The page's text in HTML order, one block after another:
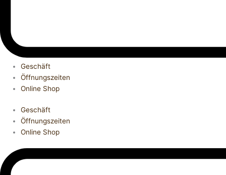
Geschäft
Öffnungszeiten
Online Shop
Geschäft
Öffnungszeiten
Online Shop